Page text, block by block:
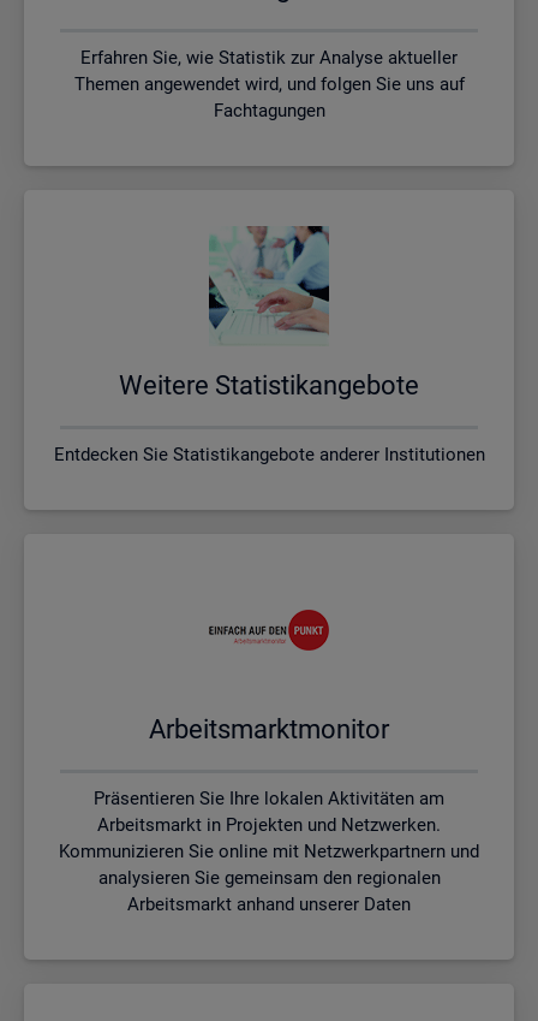
Erfahren Sie, wie Statistik zur Analyse aktueller
Themen angewendet wird, und folgen Sie uns auf
Fachtagungen
Wei­te­re Sta­tis­tik­an­ge­bo­te
Entdecken Sie Statistikangebote anderer Institutionen
Ar­beits­markt­mo­ni­tor
Präsentieren Sie Ihre lokalen Aktivitäten am
Arbeitsmarkt in Projekten und Netzwerken.
Kommunizieren Sie online mit Netzwerkpartnern und
analysieren Sie gemeinsam den regionalen
Arbeitsmarkt anhand unserer Daten